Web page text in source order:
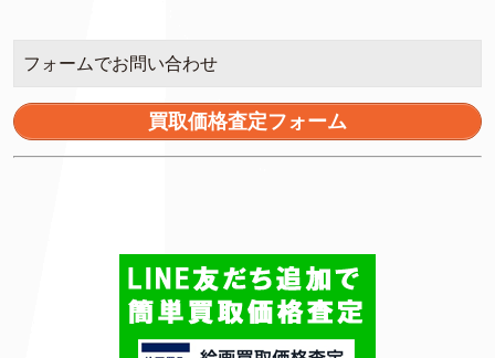
フォームでお問い合わせ
買取価格査定フォーム